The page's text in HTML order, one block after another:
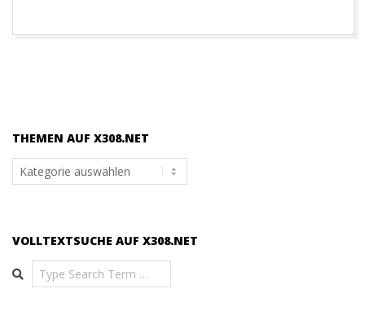
THEMEN AUF X308.NET
Themen
auf
VOLLTEXTSUCHE AUF X308.NET
Search